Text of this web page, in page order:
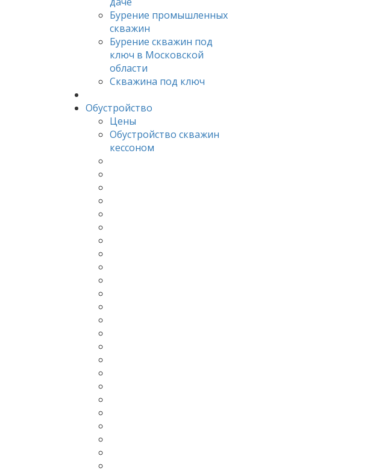
Бурение промышленных
скважин
Бурение скважин под
ключ в Московской
области
Скважина под ключ
Обустройство
Цены
Обустройство скважин
кессоном